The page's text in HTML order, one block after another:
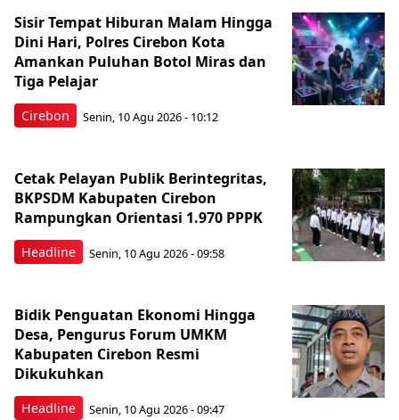
Cirebon
Sisir Tempat Hiburan Malam Hingga
Dini Hari, Polres Cirebon Kota
Amankan Puluhan Botol Miras dan
Tiga Pelajar
Senin, 10 Agu 2026 - 10:12
Headline
Cetak Pelayan Publik Berintegritas,
BKPSDM Kabupaten Cirebon
Rampungkan Orientasi 1.970 PPPK
Senin, 10 Agu 2026 - 09:58
Headline
Bidik Penguatan Ekonomi Hingga
Desa, Pengurus Forum UMKM
Kabupaten Cirebon Resmi
Dikukuhkan
Senin, 10 Agu 2026 - 09:47